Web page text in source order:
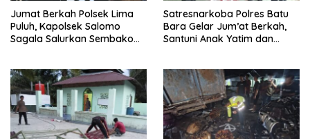
Jumat Berkah Polsek Lima
Puluh, Kapolsek Salomo
Sagala Salurkan Sembako
Satresnarkoba Polres Batu
Bara Gelar Jum’at Berkah,
Santuni Anak Yatim dan